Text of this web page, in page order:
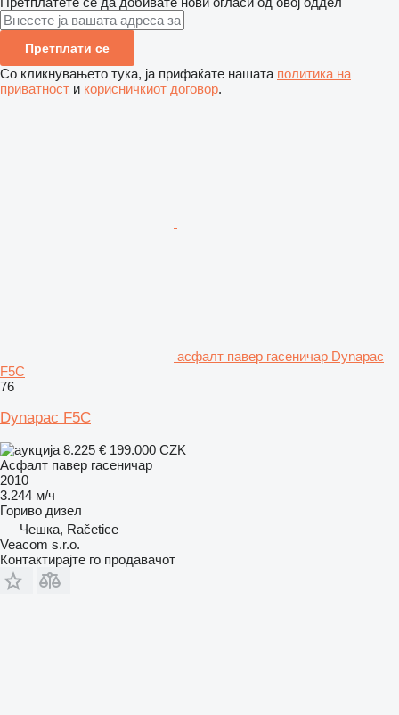
Претплати се
Со кликнувањето тука, ја прифаќате нашата политика на
приватност и корисничкиот договор.
асфалт павер гасеничар Dynapac
F5C
76
Dynapac F5C
8.225 € 199.000 CZK
Асфалт павер гасеничар
2010
3.244 м/ч
Гориво дизел
Чешка, Račetice
Veacom s.r.o.
Контактирајте го продавачот